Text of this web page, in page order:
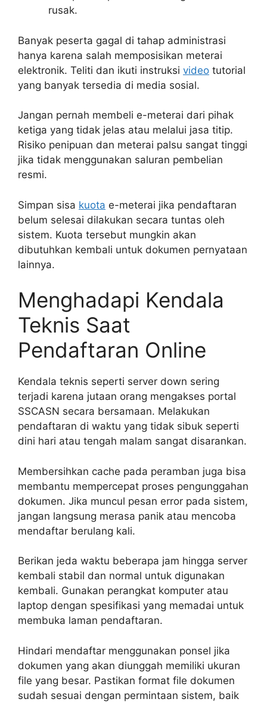
rusak.
Banyak peserta gagal di tahap administrasi
hanya karena salah memposisikan meterai
elektronik. Teliti dan ikuti instruksi video tutorial
yang banyak tersedia di media sosial.
Jangan pernah membeli e-meterai dari pihak
ketiga yang tidak jelas atau melalui jasa titip.
Risiko penipuan dan meterai palsu sangat tinggi
jika tidak menggunakan saluran pembelian
resmi.
Simpan sisa kuota e-meterai jika pendaftaran
belum selesai dilakukan secara tuntas oleh
sistem. Kuota tersebut mungkin akan
dibutuhkan kembali untuk dokumen pernyataan
lainnya.
Menghadapi Kendala
Teknis Saat
Pendaftaran Online
Kendala teknis seperti server down sering
terjadi karena jutaan orang mengakses portal
SSCASN secara bersamaan. Melakukan
pendaftaran di waktu yang tidak sibuk seperti
dini hari atau tengah malam sangat disarankan.
Membersihkan cache pada peramban juga bisa
membantu mempercepat proses pengunggahan
dokumen. Jika muncul pesan error pada sistem,
jangan langsung merasa panik atau mencoba
mendaftar berulang kali.
Berikan jeda waktu beberapa jam hingga server
kembali stabil dan normal untuk digunakan
kembali. Gunakan perangkat komputer atau
laptop dengan spesifikasi yang memadai untuk
membuka laman pendaftaran.
Hindari mendaftar menggunakan ponsel jika
dokumen yang akan diunggah memiliki ukuran
file yang besar. Pastikan format file dokumen
sudah sesuai dengan permintaan sistem, baik